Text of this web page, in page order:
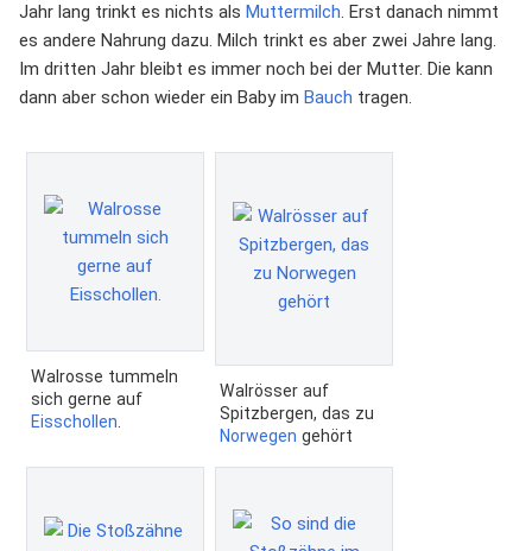
Jahr lang trinkt es nichts als Muttermilch. Erst danach nimmt
es andere Nahrung dazu. Milch trinkt es aber zwei Jahre lang.
Im dritten Jahr bleibt es immer noch bei der Mutter. Die kann
dann aber schon wieder ein Baby im Bauch tragen.
Walrosse tummeln
sich gerne auf
Eisschollen.
Walrösser auf
Spitzbergen, das zu
Norwegen gehört